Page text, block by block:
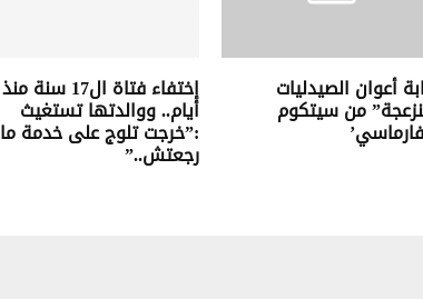
أعوان الصيدليات
من سيتكوم أيام.. ووالدتها تستغيث
:”خرجت تلوج على خدمة ما
رجعتش..”